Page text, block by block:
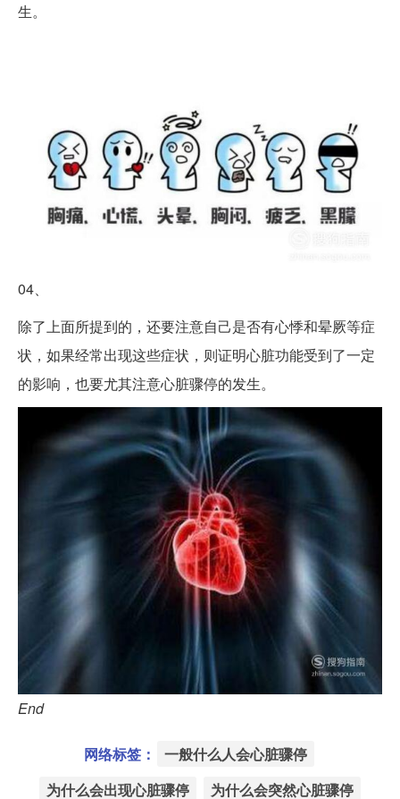
生。
04、
除了上面所提到的，还要注意自己是否有心悸和晕厥等症
状，如果经常出现这些症状，则证明心脏功能受到了一定
的影响，也要尤其注意心脏骤停的发生。
End
网络标签：
一般什么人会心脏骤停
为什么会出现心脏骤停
为什么会突然心脏骤停